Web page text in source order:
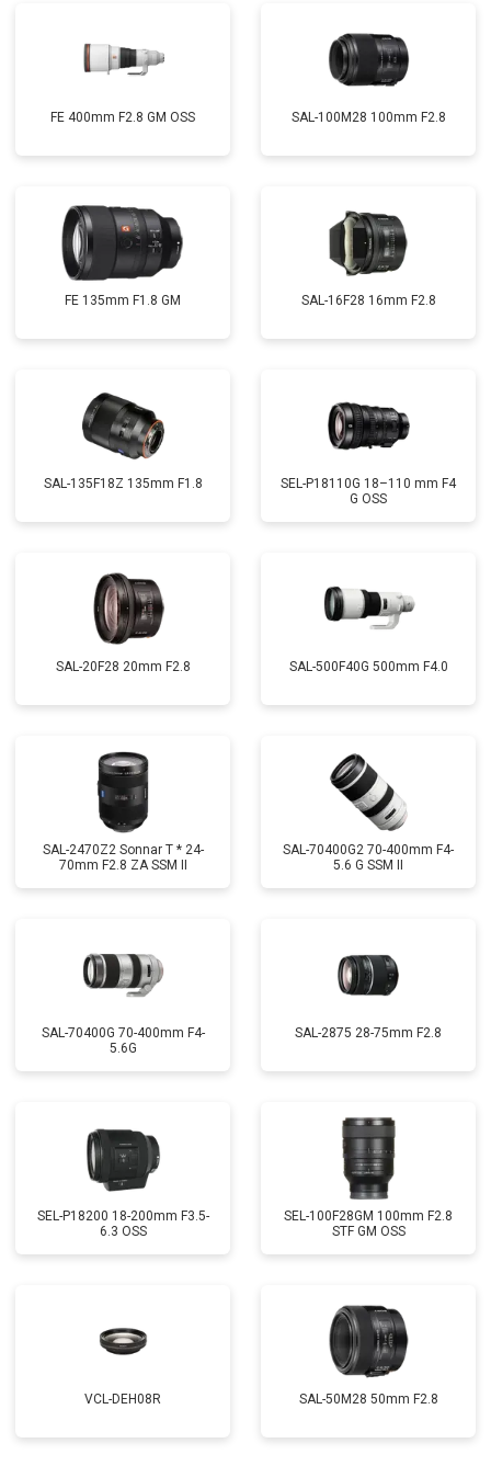
FE 400mm F2.8 GM OSS SAL-100M28 100mm F2.8
FE 135mm F1.8 GM SAL-16F28 16mm F2.8
SAL-135F18Z 135mm F1.8
SEL-P18110G 18–110 mm F4
G OSS
SAL-20F28 20mm F2.8 SAL-500F40G 500mm F4.0
SAL-2470Z2 Sonnar T * 24-
70mm F2.8 ZA SSM II
SAL-70400G2 70-400mm F4-
5.6 G SSM II
SAL-70400G 70-400mm F4-
5.6G
SAL-2875 28-75mm F2.8
SEL-P18200 18-200mm F3.5-
6.3 OSS
SEL-100F28GM 100mm F2.8
STF GM OSS
VCL-DEH08R SAL-50M28 50mm F2.8